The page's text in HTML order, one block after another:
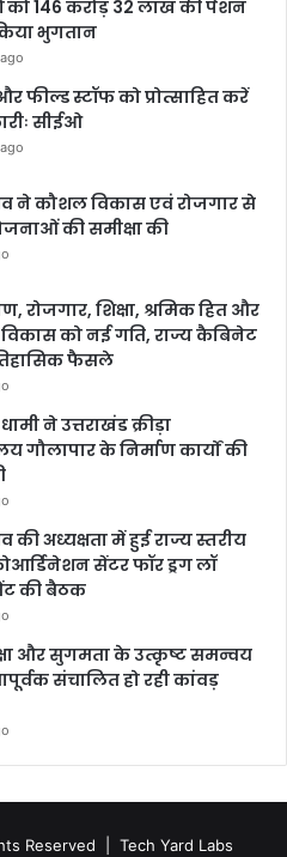
को 146 करोड़ 32 लाख की पेंशन
भुगतान
फील्ड स्टॉफ को प्रोत्साहित करें
सीईओ
ने कौशल विकास एवं रोजगार से
की समीक्षा की
रोजगार, शिक्षा, श्रमिक हित और
को नई गति, राज्य कैबिनेट
फैसले
ने उत्तराखंड क्रीड़ा
गौलापार के निर्माण कार्यों की
की अध्यक्षता में हुई राज्य स्तरीय
सेंटर फॉर ड्रग लॉ
की बैठक
और सुगमता के उत्कृष्ट समन्वय
संचालित हो रही कांवड़
Reserved | Tech Yard Labs